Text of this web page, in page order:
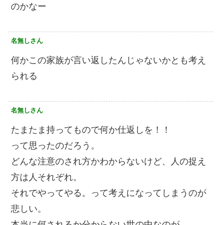
のかなー
名無しさん
何かこの家族が言い返したんじゃないかとも考え
られる
名無しさん
たまたま持ってもので何か仕返しを！！
って思ったのだろう。
どんな注意のされ方かわからないけど、人の捉え
方は人それぞれ。
それでやってやる。って考えになってしまうのが
悲しい。